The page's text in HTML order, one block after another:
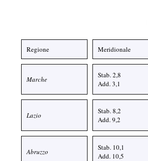
Regione Meridionale
Marche
Stab. 2,8
Add. 3,1
Lazio
Stab. 8,2
Add. 9,2
Abruzzo
Stab. 10,1
Add. 10,5